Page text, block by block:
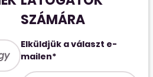
SZÁMÁRA
Elküldjük a választ e-
mailen*